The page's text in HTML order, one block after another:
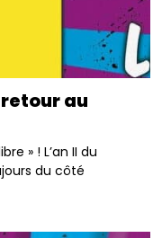
au
» ! L’an II du
du côté